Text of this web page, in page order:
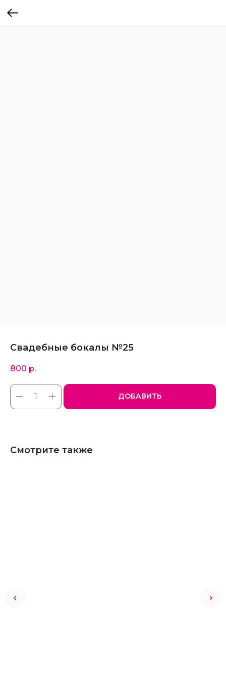
Свадебные бокалы №25
800 р.
ДОБАВИТЬ
Смотрите также